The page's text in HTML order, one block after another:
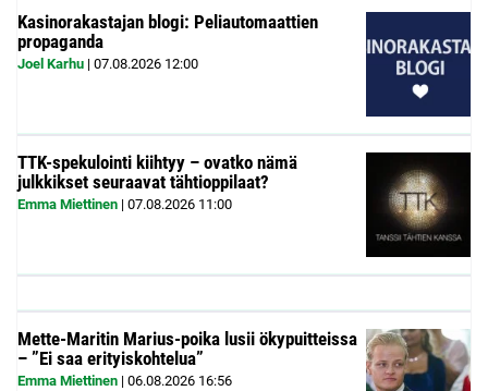
Kasinorakastajan blogi: Peliautomaattien
propaganda
Joel Karhu | 07.08.2026 12:00
TTK-spekulointi kiihtyy – ovatko nämä
julkkikset seuraavat tähtioppilaat?
Emma Miettinen | 07.08.2026 11:00
Mette-Maritin Marius-poika lusii ökypuitteissa
– ”Ei saa erityiskohtelua”
Emma Miettinen | 06.08.2026 16:56